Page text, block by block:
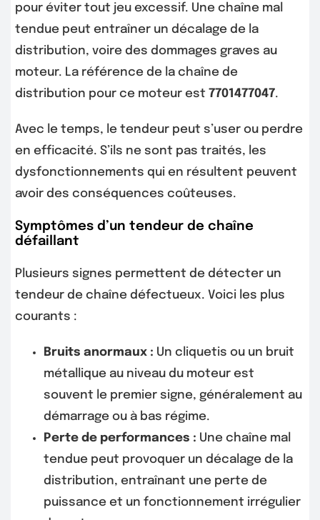
pour éviter tout jeu excessif. Une chaîne mal
tendue peut entraîner un décalage de la
distribution, voire des dommages graves au
moteur. La référence de la chaîne de
distribution pour ce moteur est 7701477047.
Avec le temps, le tendeur peut s’user ou perdre
en efficacité. S’ils ne sont pas traités, les
dysfonctionnements qui en résultent peuvent
avoir des conséquences coûteuses.
Symptômes d’un tendeur de chaîne
défaillant
Plusieurs signes permettent de détecter un
tendeur de chaîne défectueux. Voici les plus
courants :
Bruits anormaux : Un cliquetis ou un bruit
métallique au niveau du moteur est
souvent le premier signe, généralement au
démarrage ou à bas régime.
Perte de performances : Une chaîne mal
tendue peut provoquer un décalage de la
distribution, entraînant une perte de
puissance et un fonctionnement irrégulier